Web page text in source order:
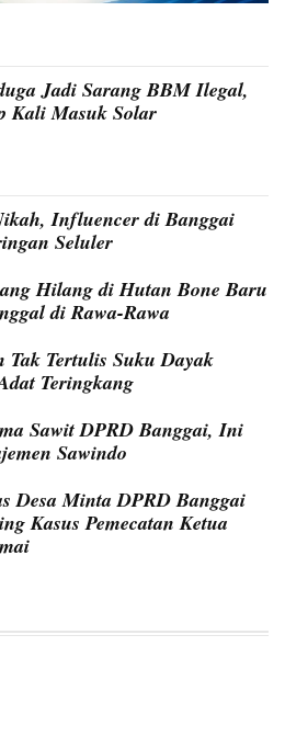
Jadi Sarang BBM Ilegal,
Kali Masuk Solar
Influencer di Banggai
Seluler
Hilang di Hutan Bone Baru
di Rawa-Rawa
Tak Tertulis Suku Dayak
Teringkang
Sawit DPRD Banggai, Ini
Sawindo
Desa Minta DPRD Banggai
Kasus Pemecatan Ketua